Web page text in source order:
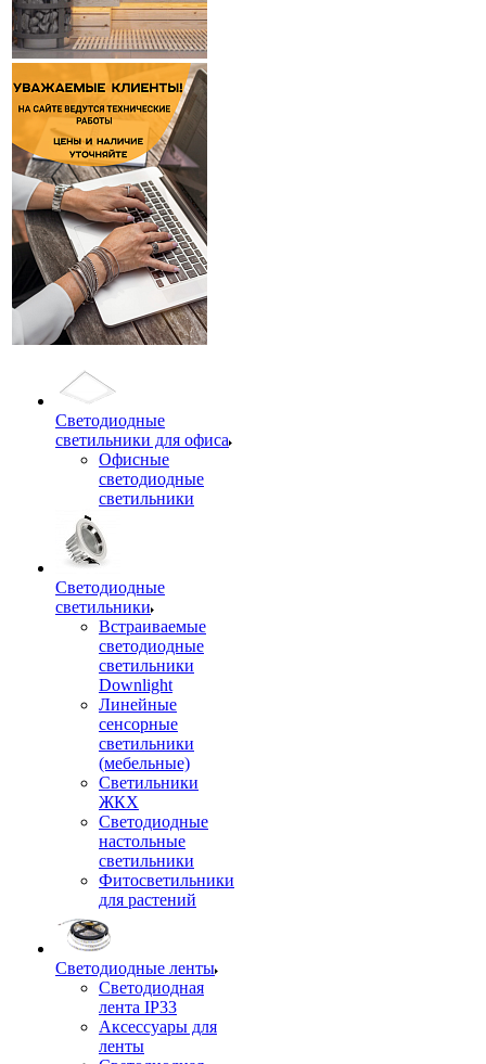
Светодиодные
светильники для офиса
Офисные
светодиодные
светильники
Светодиодные
светильники
Встраиваемые
светодиодные
светильники
Downlight
Линейные
сенсорные
светильники
(мебельные)
Светильники
ЖКХ
Светодиодные
настольные
светильники
Фитосветильники
для растений
Светодиодные ленты
Светодиодная
лента IP33
Аксессуары для
ленты